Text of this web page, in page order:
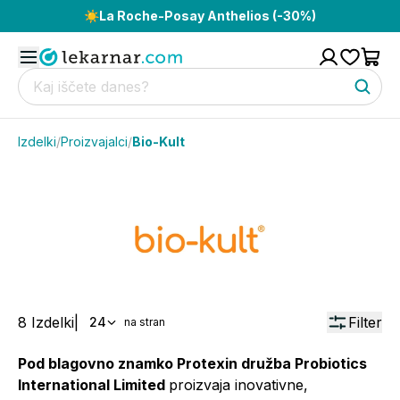
☀️La Roche-Posay Anthelios (-30%)
Izdelki/Proizvajalci/Bio-Kult
8 Izdelki 24 na stran Filter
Pod blagovno znamko Protexin družba Probiotics
International Limited proizvaja inovativne,